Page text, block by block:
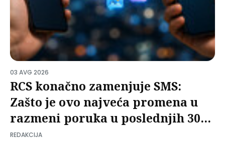
03 AVG 2026
RCS konačno zamenjuje SMS:
Zašto je ovo najveća promena u
razmeni poruka u poslednjih 30
godina?
REDAKCIJA